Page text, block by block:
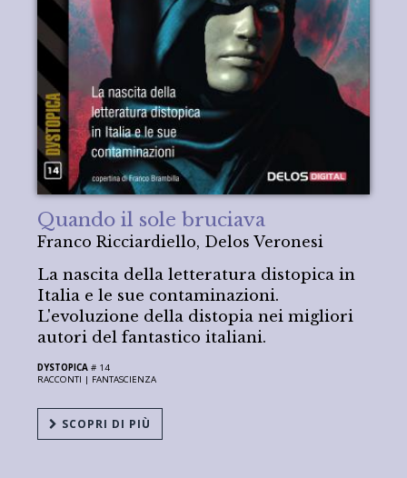
Quando il sole bruciava
Franco Ricciardiello, Delos Veronesi
La nascita della letteratura distopica in
Italia e le sue contaminazioni.
L'evoluzione della distopia nei migliori
autori del fantastico italiani.
DYSTOPICA # 14
RACCONTI | FANTASCIENZA
SCOPRI DI PIÙ